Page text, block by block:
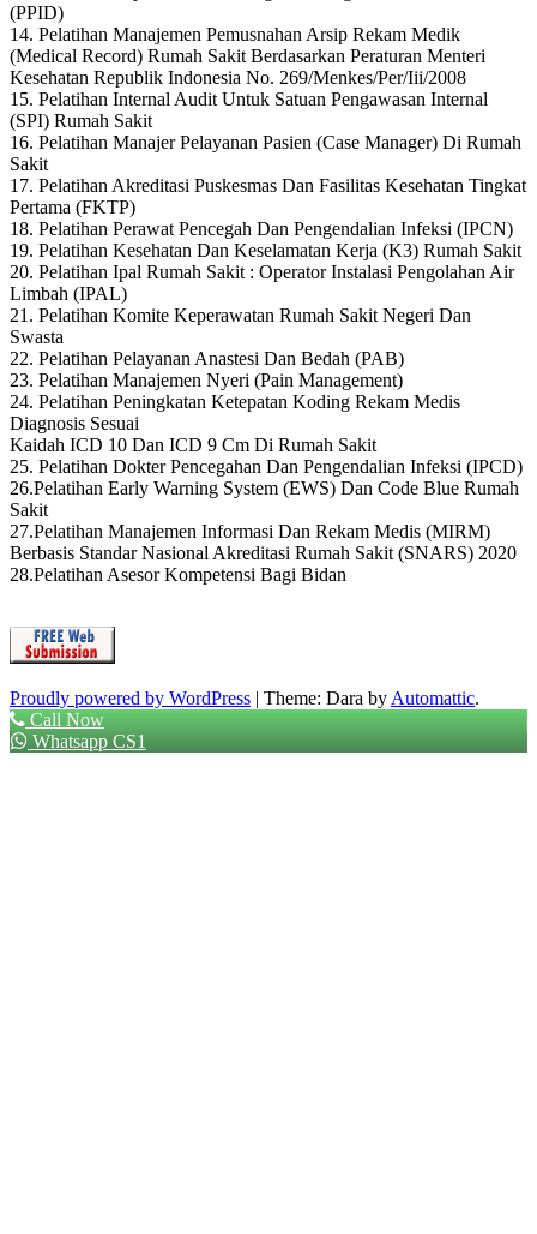
(PPID)
14. Pelatihan Manajemen Pemusnahan Arsip Rekam Medik
(Medical Record) Rumah Sakit Berdasarkan Peraturan Menteri
Kesehatan Republik Indonesia No. 269/Menkes/Per/Iii/2008
15. Pelatihan Internal Audit Untuk Satuan Pengawasan Internal
(SPI) Rumah Sakit
16. Pelatihan Manajer Pelayanan Pasien (Case Manager) Di Rumah
Sakit
17. Pelatihan Akreditasi Puskesmas Dan Fasilitas Kesehatan Tingkat
Pertama (FKTP)
18. Pelatihan Perawat Pencegah Dan Pengendalian Infeksi (IPCN)
19. Pelatihan Kesehatan Dan Keselamatan Kerja (K3) Rumah Sakit
20. Pelatihan Ipal Rumah Sakit : Operator Instalasi Pengolahan Air
Limbah (IPAL)
21. Pelatihan Komite Keperawatan Rumah Sakit Negeri Dan
Swasta
22. Pelatihan Pelayanan Anastesi Dan Bedah (PAB)
23. Pelatihan Manajemen Nyeri (Pain Management)
24. Pelatihan Peningkatan Ketepatan Koding Rekam Medis
Diagnosis Sesuai
Kaidah ICD 10 Dan ICD 9 Cm Di Rumah Sakit
25. Pelatihan Dokter Pencegahan Dan Pengendalian Infeksi (IPCD)
26.Pelatihan Early Warning System (EWS) Dan Code Blue Rumah
Sakit
27.Pelatihan Manajemen Informasi Dan Rekam Medis (MIRM)
Berbasis Standar Nasional Akreditasi Rumah Sakit (SNARS) 2020
28.Pelatihan Asesor Kompetensi Bagi Bidan
Proudly powered by WordPress | Theme: Dara by Automattic.
Call Now
Whatsapp CS1